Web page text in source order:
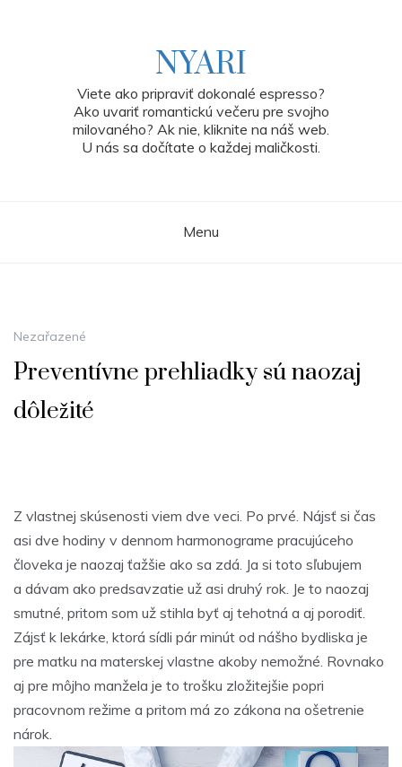
NYARI
Viete ako pripraviť dokonalé espresso?
Ako uvariť romantickú večeru pre svojho
milovaného? Ak nie, kliknite na náš web.
U nás sa dočítate o každej maličkosti.
Menu
Nezařazené
Preventívne prehliadky sú naozaj
dôležité
Z vlastnej skúsenosti viem dve veci. Po prvé. Nájsť si čas
asi dve hodiny v dennom harmonograme pracujúceho
človeka je naozaj ťažšie ako sa zdá. Ja si toto sľubujem
a dávam ako predsavzatie už asi druhý rok. Je to naozaj
smutné, pritom som už stihla byť aj tehotná a aj porodiť.
Zájsť k lekárke, ktorá sídli pár minút od nášho bydliska je
pre matku na materskej vlastne akoby nemožné. Rovnako
aj pre môjho manžela je to trošku zložitejšie popri
pracovnom režime a pritom má zo zákona na ošetrenie
nárok.